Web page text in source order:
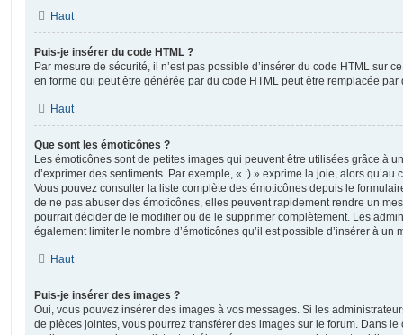
Haut
Puis-je insérer du code HTML ?
Par mesure de sécurité, il n’est pas possible d’insérer du code HTML sur
en forme qui peut être générée par du code HTML peut être remplacée par
Haut
Que sont les émoticônes ?
Les émoticônes sont de petites images qui peuvent être utilisées grâce à
d’exprimer des sentiments. Par exemple, « :) » exprime la joie, alors qu’au
Vous pouvez consulter la liste complète des émoticônes depuis le
de ne pas abuser des émoticônes, elles peuvent rapidement rendre un
pourrait décider de le modifier ou de le supprimer complètement. Les
également limiter le nombre d’émoticônes qu’il est possible d’insérer à un
Haut
Puis-je insérer des images ?
Oui, vous pouvez insérer des images à vos messages. Si les
de pièces jointes, vous pourrez transférer des images sur le forum. Dans